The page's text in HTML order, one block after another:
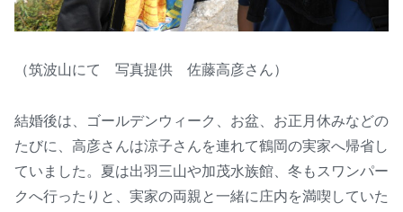
（筑波山にて 写真提供 佐藤高彦さん）
結婚後は、ゴールデンウィーク、お盆、お正月休みなどの
たびに、高彦さんは涼子さんを連れて鶴岡の実家へ帰省し
ていました。夏は出羽三山や加茂水族館、冬もスワンパー
クへ行ったりと、実家の両親と一緒に庄内を満喫していた